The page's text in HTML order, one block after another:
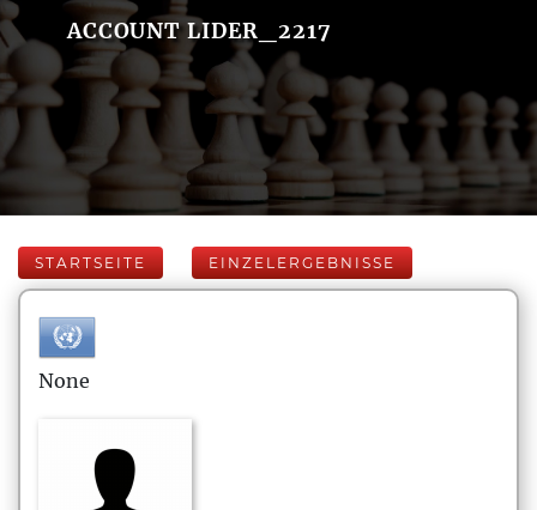
ACCOUNT LIDER_2217
STARTSEITE EINZELERGEBNISSE
None